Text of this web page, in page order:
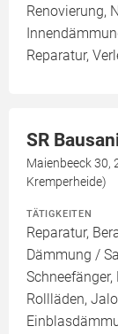
Renovierung,
Reparatur,
SR
Maienbeeck 30,
Kremperheide)
TÄTIGKEITEN
Reparatur,
Dämmung /
Rollläden,